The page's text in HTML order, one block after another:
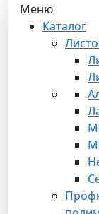
Меню
Каталог